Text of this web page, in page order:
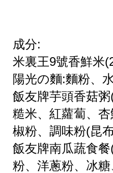
成分:
米裏王9號香鮮米
陽光の麵:麵粉、
飯友牌芋頭香菇
糙米、紅蘿蔔、
椒粉、調味粉(昆
飯友牌南瓜蔬食
粉、洋蔥粉、冰